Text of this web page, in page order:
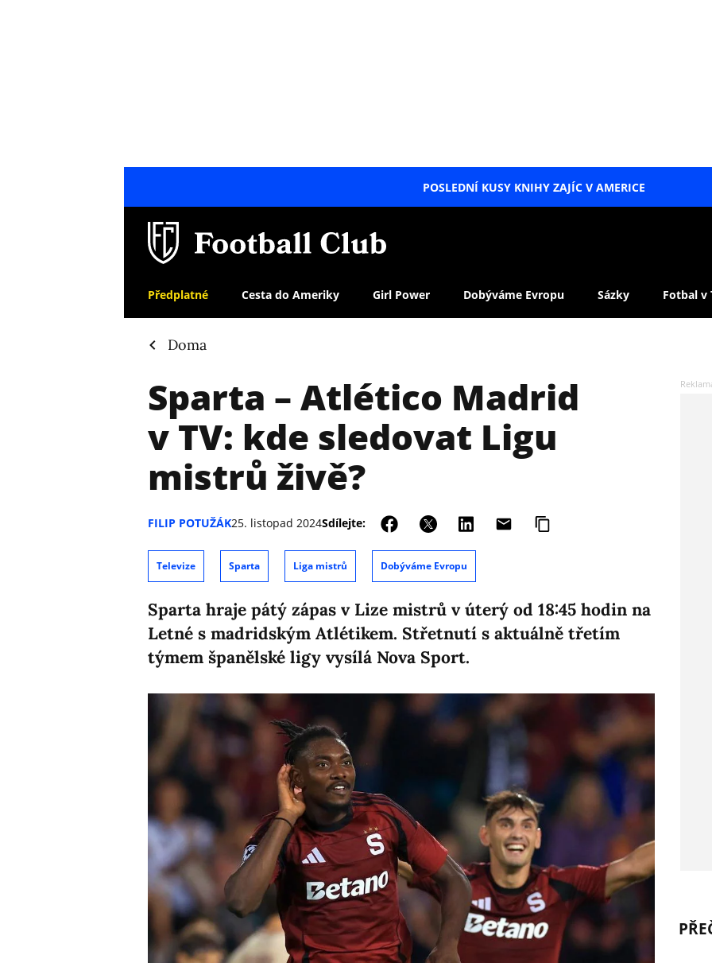
POSLEDNÍ KUSY KNIHY ZAJÍC V AMERICE
Předplatné Cesta do Ameriky Girl Power Dobýváme Evropu Sázky Fotbal v
Doma
Sparta – Atlético Madrid
v TV: kde sledovat Ligu
mistrů živě?
FILIP POTUŽÁK25. listopad 2024Sdílejte:
Televize Sparta Liga mistrů Dobýváme Evropu
Sparta hraje pátý zápas v Lize mistrů v úterý od 18:45 hodin na
Letné s madridským Atlétikem. Střetnutí s aktuálně třetím
týmem španělské ligy vysílá Nova Sport.